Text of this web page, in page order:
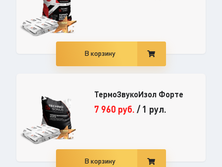
В корзину
ТермоЗвукоИзол Форте
7 960 руб. /1 рул.
В корзину